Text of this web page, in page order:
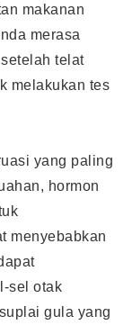
makanan
merasa
telat
melakukan tes
yang paling
hormon
menyebabkan
sel otak
gula yang